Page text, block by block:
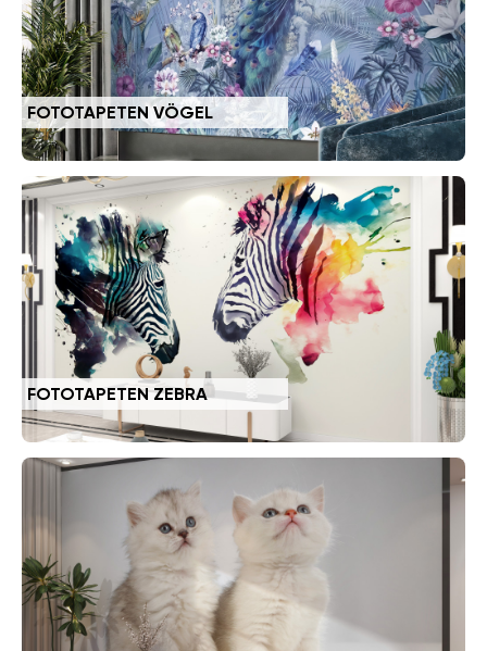
FOTOTAPETEN VÖGEL
FOTOTAPETEN ZEBRA